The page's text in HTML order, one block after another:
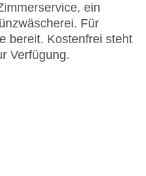
ein
Für
bereit. Kostenfrei steht
Verfügung.